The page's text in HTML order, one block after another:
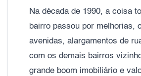
Na década de 1990, a coisa
bairro passou por melhorias,
avenidas, alargamentos de
com os demais bairros
grande boom imobiliário e